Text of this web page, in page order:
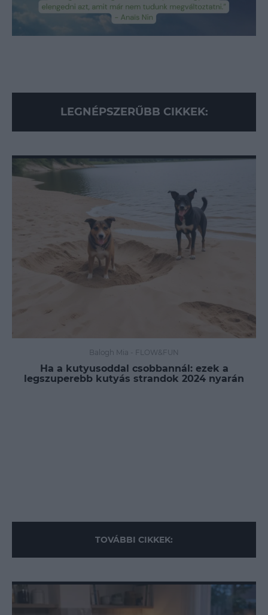
LEGNÉPSZERŰBB CIKKEK:
Balogh Mia - FLOW&FUN
Ha a kutyusoddal csobbannál: ezek a
legszuperebb kutyás strandok 2024 nyarán
TOVÁBBI CIKKEK: